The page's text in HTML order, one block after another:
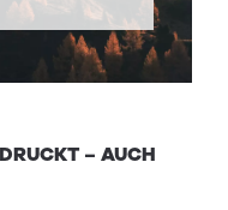
– AUCH